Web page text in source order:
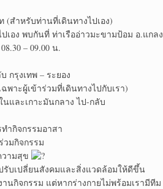
(สำหรับท่านที่เดินทางไปเอง)
เอง พบกันที่ ท่าเรืออ่าวมะขามป้อม อ.แกลง
– 09.00 น.
กรุงเทพ – ระยอง
พาะผู้เข้าร่วมที่เดินทางไปกับเรา)
นและเกาะมันกลาง ไป-กลับ
ำกิจกรรมอาสา
วมกิจกรรม
วามสุข
รับเปลี่ยนสังคมและสิ่งแวดล้อมให้ดีขึ้น
นกิจกรรม แต่หากร่างกายไม่พร้อมเรามีทีม